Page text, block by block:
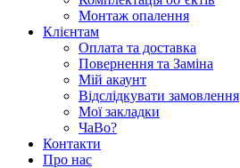
Монтаж опалення
Клієнтам
Оплата та доставка
Повернення та Заміна
Мій акаунт
Відслідкувати замовлення
Мої закладки
ЧаВо?
Контакти
Про нас